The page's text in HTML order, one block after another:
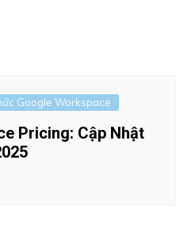
Google Workspace
Pricing: Cập Nhật